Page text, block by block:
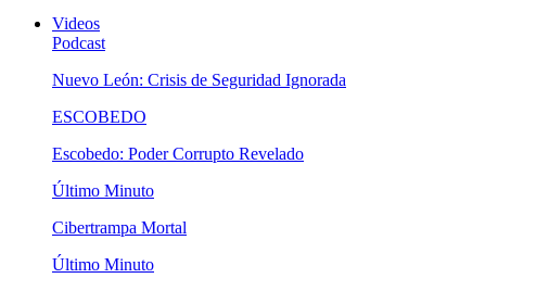
Videos
Podcast
Nuevo León: Crisis de Seguridad Ignorada
ESCOBEDO
Escobedo: Poder Corrupto Revelado
Último Minuto
Cibertrampa Mortal
Último Minuto